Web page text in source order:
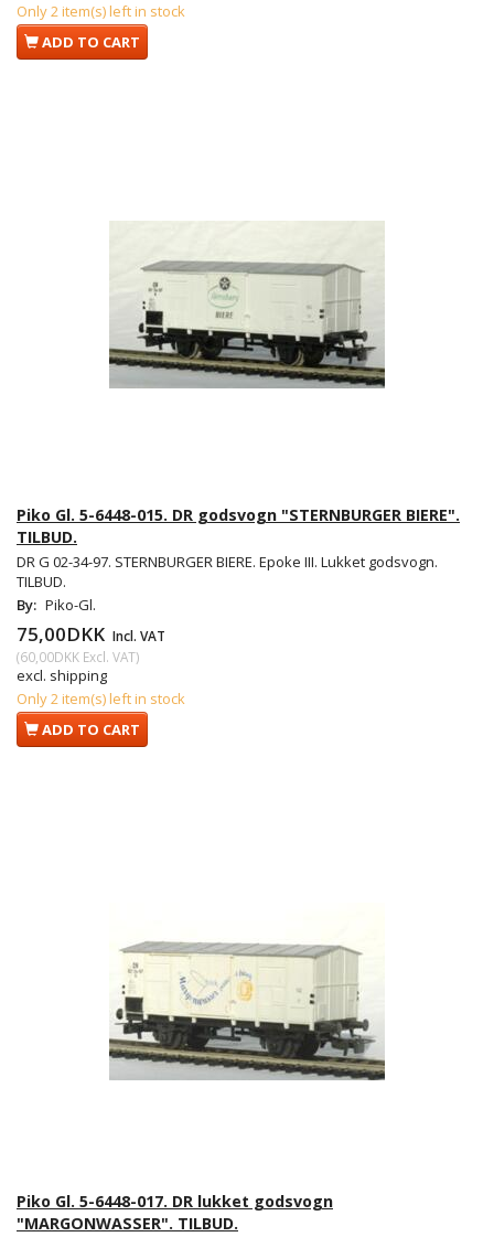
Only 2 item(s) left in stock
ADD TO CART
Piko Gl. 5-6448-015. DR godsvogn "STERNBURGER BIERE".
TILBUD.
DR G 02-34-97. STERNBURGER BIERE. Epoke III. Lukket godsvogn.
TILBUD.
By: Piko-Gl.
75,00DKK Incl. VAT
(60,00DKK Excl. VAT)
excl. shipping
Only 2 item(s) left in stock
ADD TO CART
Piko Gl. 5-6448-017. DR lukket godsvogn
"MARGONWASSER". TILBUD.